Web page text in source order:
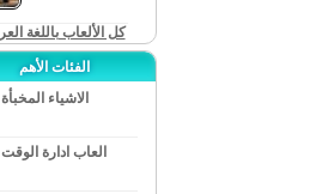
كل الألعاب باللغة
الفئات الأهم
الاشياء المخبأة
العاب ادارة الوقت